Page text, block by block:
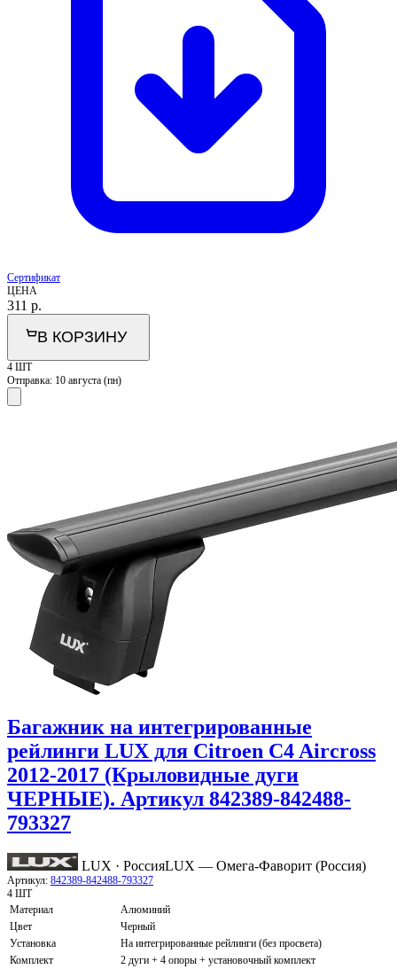
Сертификат
ЦЕНА
311 р.
В КОРЗИНУ
4 ШТ
Отправка: 10 августа (пн)
Багажник на интегрированные
рейлинги LUX для Citroen C4 Aircross
2012-2017 (Крыловидные дуги
ЧЕРНЫЕ). Артикул 842389-842488-
793327
LUX · РоссияLUX — Омега-Фаворит (Россия)
Артикул: 842389-842488-793327
4 ШТ
Материал
Алюминий
Цвет
Черный
Установка
На интегрированные рейлинги (без просвета)
Комплект
2 дуги + 4 опоры + установочный комплект